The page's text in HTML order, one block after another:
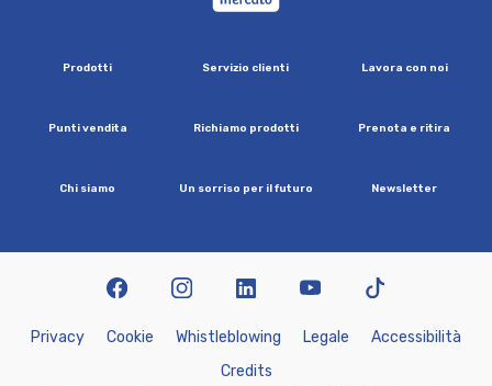
Prodotti Servizio clienti Lavora con noi
Puntivendita Richiamo prodotti Prenota e ritira
Chi siamo Un sorriso per ilfuturo Newsletter
Privacy Cookie Whist eb owing Lega e Accessibi ità
Credits
facebookinstagramlinkedin youtubetiktok